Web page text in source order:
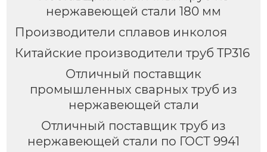
нержавеющей стали 180 мм
Производители сплавов инколоя
Китайские производители труб TP316
Отличный поставщик
промышленных сварных труб из
нержавеющей стали
Отличный поставщик труб из
нержавеющей стали по ГОСТ 9941